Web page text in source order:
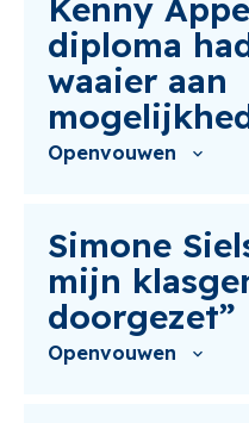
Kenny
diploma
waaier aan
Openvouwen
Simone
mijn
doorgezet”
Openvouwen